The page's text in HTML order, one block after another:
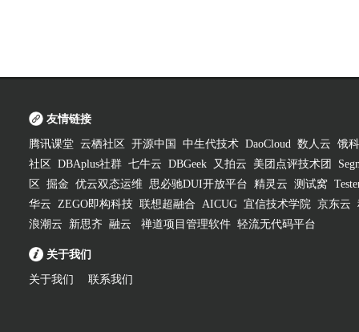
友情链接
腾讯课堂 云栖社区 开源中国 中生代技术 DaoCloud 数人云 饿
社区
DBAplus社群 七牛云 DBGeek 又拍云 美团点评技术团
区
掘金 优云双态运维 思必驰DUI开放平台 精灵云 测试窝
华云 ZEGO即构科技 联想超融合 AICUG 宜信技术学院 京东云
浪潮云
新思齐 融云 禅道项目管理软件 轻流无代码平台
关于我们
关于我们 联系我们